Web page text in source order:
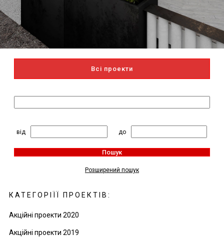
Всі проекти
від
до
Пошук
Розширений пошук
КАТЕГОРІЇЇ ПРОЕКТІВ:
Акційні проекти 2020
Акційні проекти 2019